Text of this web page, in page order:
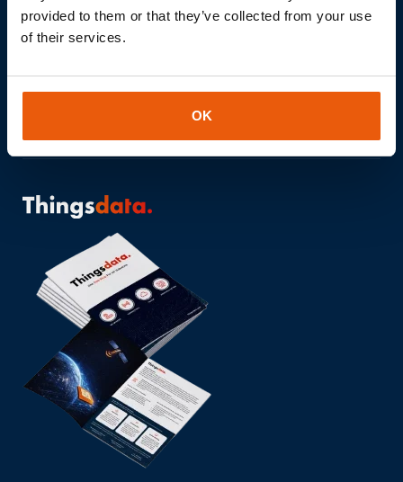
provided to them or that they’ve collected from your use
of their services.
OK
Lassen Sie uns unverbindlich über die Rolle des
Internets of Things in Ihren Projekten sprechen.